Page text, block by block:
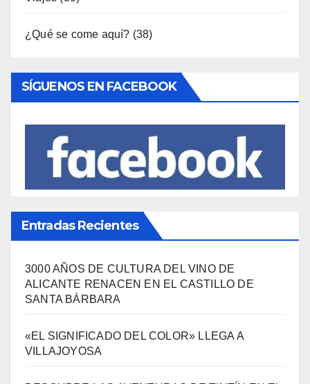
Viajes(80)
Entradas Recientes
3000 AÑOS DE CULTURA DEL VINO DE
SANTA BÁRBARA